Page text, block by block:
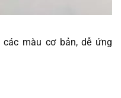
các màu cơ bản, dễ ứng